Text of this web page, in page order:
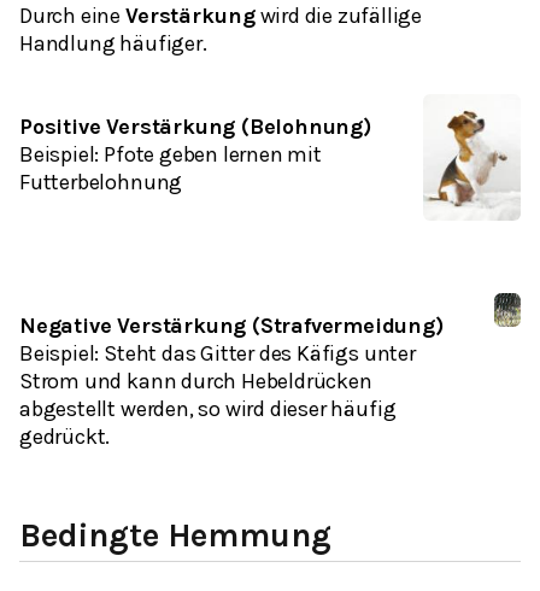
Durch eine Verstärkungwird die zufällige
Handlung häufiger.
Positive Verstärkung (Belohnung)
Beispiel: Pfote geben lernen mit
Futterbelohnung
Negative Verstärkung (Strafvermeidung)
Beispiel: Steht das Gitter des Käfigs unter
Strom und kann durch Hebeldrücken
abgestellt werden, so wird dieser häufig
gedrückt.
Bedingte Hemmung